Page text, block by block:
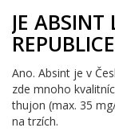
JE ABSINT
Ano. Absint je v
zde mnoho
thujon (max. 35
na trzích.